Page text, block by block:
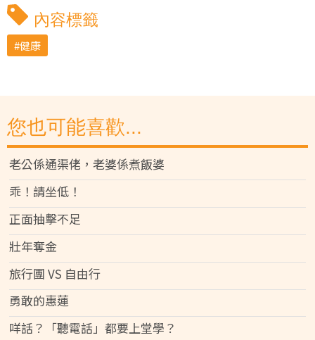
內容標籤
健康
您也可能喜歡...
老公係通渠佬，老婆係煮飯婆
乖！請坐低！
正面抽擊不足
壯年奪金
旅行團 VS 自由行
勇敢的惠蓮
咩話？「聽電話」都要上堂學？